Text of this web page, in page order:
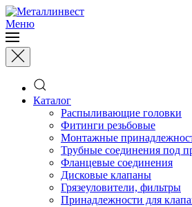
Меню
Каталог
Распыливающие головки
Фитинги резьбовые
Монтажные
Трубные соединения под
Фланцевые соединения
Дисковые клапаны
Грязеуловители, фильтры
Принадлежности для